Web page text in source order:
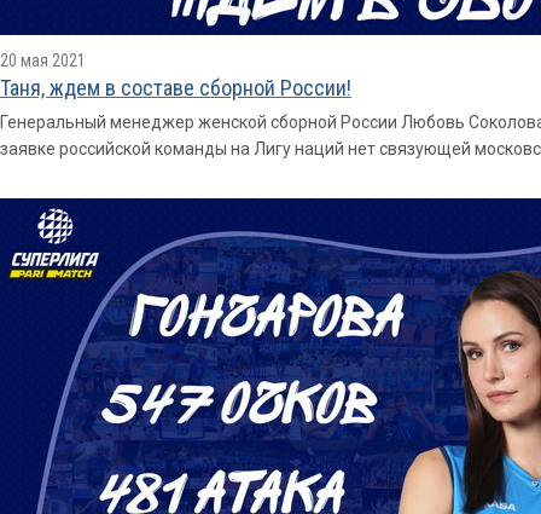
20 мая 2021
Таня, ждем в составе сборной России!
Генеральный менеджер женской сборной России Любовь
заявке российской команды на Лигу наций нет связующей